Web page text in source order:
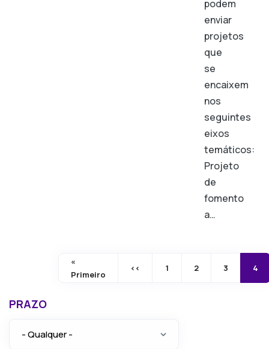
podem
enviar
projetos
que
se
encaixem
nos
seguintes
eixos
temáticos:
Projeto
de
fomento
a…
«
PrimeiroPrimeira página
‹‹
Página anterior
1 2 3 4
PRAZO